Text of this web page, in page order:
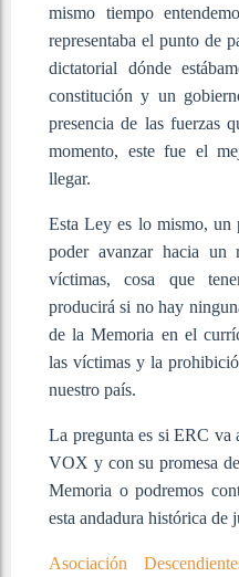
mismo tiempo
representaba el punto de
dictatorial dónde
constitución y un
presencia de las fuerzas
momento, este fue el
llegar.
Esta Ley es lo mismo, un
poder avanzar hacia un
víctimas, cosa que
producirá si no hay
de la Memoria en el
las víctimas y la
nuestro país.
La pregunta es si ERC va
VOX y con su promesa
Memoria o podremos
esta andadura histórica de
Asociación